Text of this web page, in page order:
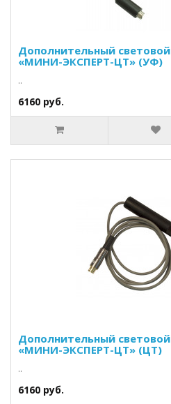
Дополнительный
«МИНИ-ЭКСПЕРТ-ЦТ» (УФ)
..
6160 руб.
Дополнительный
«МИНИ-ЭКСПЕРТ-ЦТ» (ЦТ)
..
6160 руб.